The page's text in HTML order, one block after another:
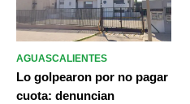
AGUASCALIENTES
Lo golpearon por no pagar
cuota: denuncian